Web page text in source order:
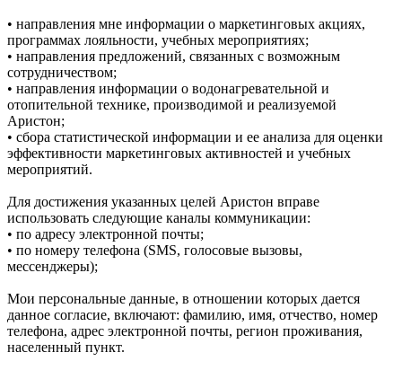
• направления мне информации о маркетинговых акциях,
программах лояльности, учебных мероприятиях;
• направления предложений, связанных с возможным
сотрудничеством;
• направления информации о водонагревательной и
отопительной технике, производимой и реализуемой
Аристон;
• сбора статистической информации и ее анализа для оценки
эффективности маркетинговых активностей и учебных
мероприятий.
Для достижения указанных целей Аристон вправе
использовать следующие каналы коммуникации:
• по адресу электронной почты;
• по номеру телефона (SMS, голосовые вызовы,
мессенджеры);
Мои персональные данные, в отношении которых дается
данное согласие, включают: фамилию, имя, отчество, номер
телефона, адрес электронной почты, регион проживания,
населенный пункт.